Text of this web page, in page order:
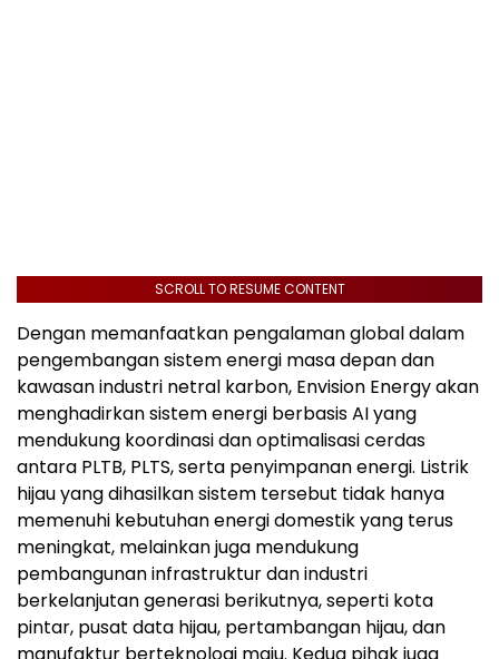
SCROLL TO RESUME CONTENT
Dengan memanfaatkan pengalaman global dalam
pengembangan sistem energi masa depan dan
kawasan industri netral karbon, Envision Energy akan
menghadirkan sistem energi berbasis AI yang
mendukung koordinasi dan optimalisasi cerdas
antara PLTB, PLTS, serta penyimpanan energi. Listrik
hijau yang dihasilkan sistem tersebut tidak hanya
memenuhi kebutuhan energi domestik yang terus
meningkat, melainkan juga mendukung
pembangunan infrastruktur dan industri
berkelanjutan generasi berikutnya, seperti kota
pintar, pusat data hijau, pertambangan hijau, dan